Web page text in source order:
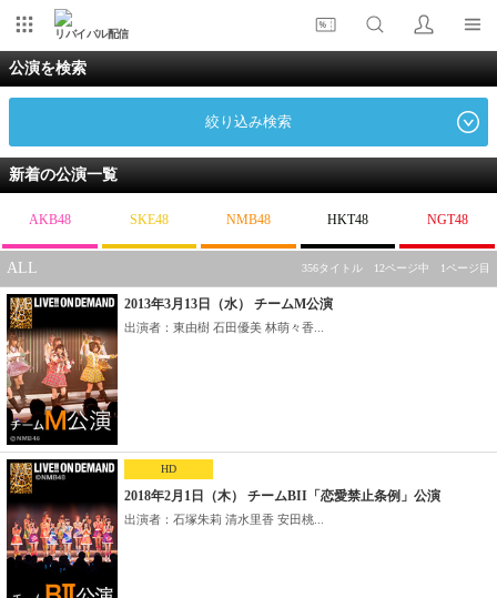
リバイバル配信
公演を検索
絞り込み検索
新着の公演一覧
AKB48 SKE48 NMB48 HKT48 NGT48
ALL 356タイトル 12ページ中 1ページ目
2013年3月13日（水） チームM公演
出演者：東由樹 石田優美 林萌々香...
HD
2018年2月1日（木） チームBII「恋愛禁止条例」公演
出演者：石塚朱莉 清水里香 安田桃...